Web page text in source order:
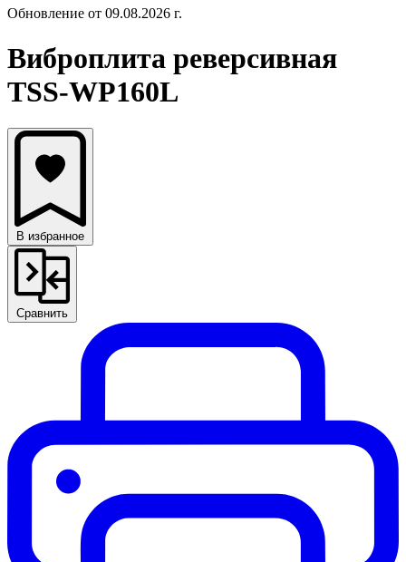
Обновление от 09.08.2026 г.
Виброплита реверсивная
TSS-WP160L
В избранное
Сравнить